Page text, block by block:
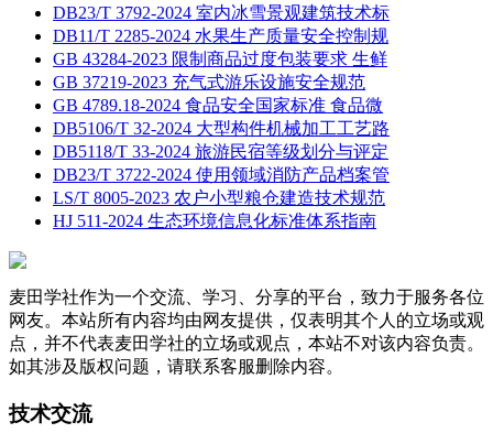
DB23/T 3792-2024 室内冰雪景观建筑技术标
DB11/T 2285-2024 水果生产质量安全控制规
GB 43284-2023 限制商品过度包装要求 生鲜
GB 37219-2023 充气式游乐设施安全规范
GB 4789.18-2024 食品安全国家标准 食品微
DB5106/T 32-2024 大型构件机械加工工艺路
DB5118/T 33-2024 旅游民宿等级划分与评定
DB23/T 3722-2024 使用领域消防产品档案管
LS/T 8005-2023 农户小型粮仓建造技术规范
HJ 511-2024 生态环境信息化标准体系指南
麦田学社作为一个交流、学习、分享的平台，致力于服务各位
网友。本站所有内容均由网友提供，仅表明其个人的立场或观
点，并不代表麦田学社的立场或观点，本站不对该内容负责。
如其涉及版权问题，请联系客服删除内容。
技术交流